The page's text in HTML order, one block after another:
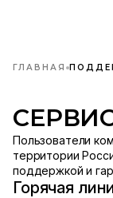
ГЛАВНАЯ
Пользователи
территории
поддержкой и
Горячая